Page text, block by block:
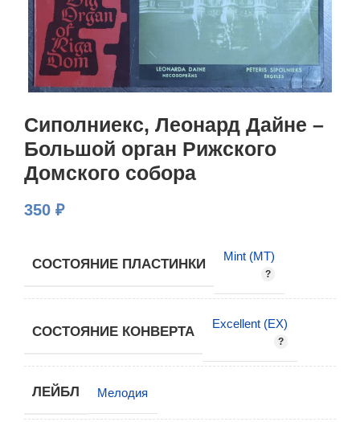
Сиполниекс, Леонард Дайне –
Большой орган Рижского
Домского собора
350 ₽
СОСТОЯНИЕ ПЛАСТИНКИ
Mint (MT)
СОСТОЯНИЕ КОНВЕРТА
Excellent (EX)
ЛЕЙБЛ Мелодия